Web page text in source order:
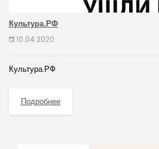
Культура.РФ
10.04.2020
Культура.РФ
Подробнее